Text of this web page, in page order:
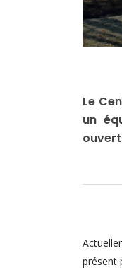
Le
un
présent